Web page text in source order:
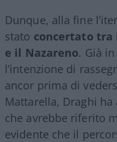
Dunque, alla fine
stato concertato tra
e il Nazareno. Già
l’intenzione di
ancor prima di
Mattarella, Draghi
che avrebbe riferito
evidente che il